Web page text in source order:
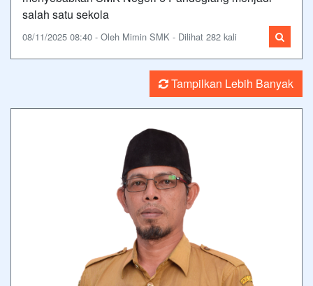
salah satu sekola
08/11/2025 08:40 - Oleh Mimin SMK - Dilihat 282 kali
Tampilkan Lebih Banyak